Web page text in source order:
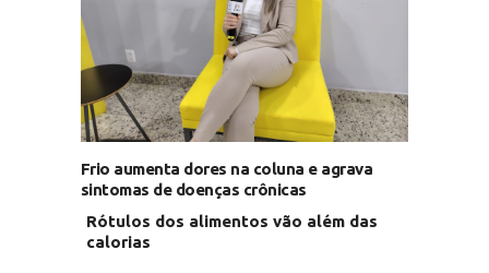
Frio aumenta dores na coluna e agrava
sintomas de doenças crônicas
Rótulos dos alimentos vão além das
calorias